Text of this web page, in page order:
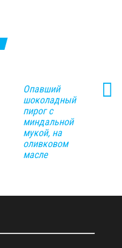
Опавший
шоколадный
пирог с
миндальной
мукой, на
оливковом
масле